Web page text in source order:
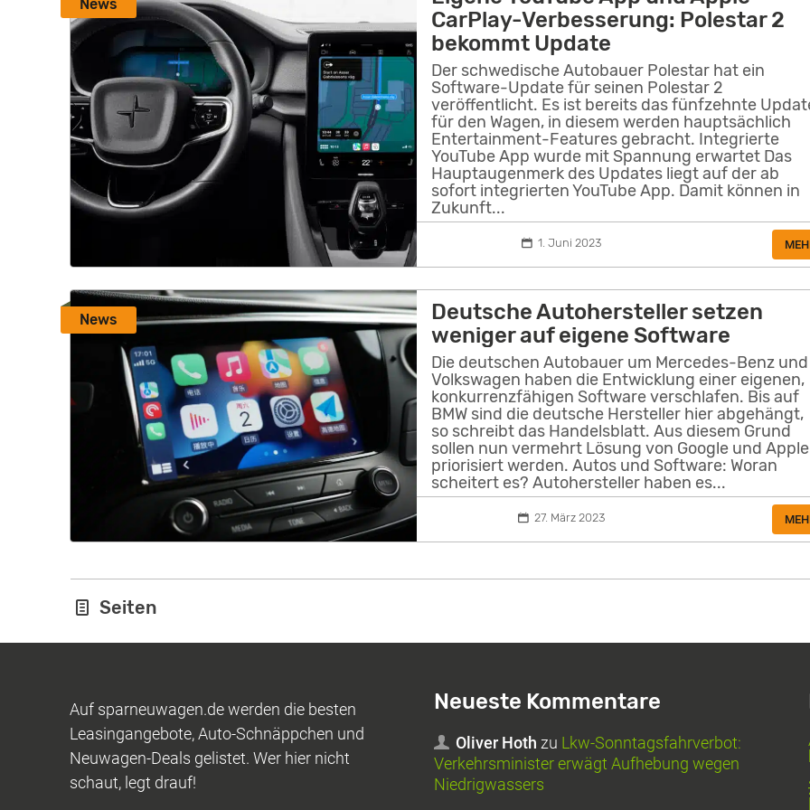
CarPlay-Verbesserung: Polestar 2
bekommt Update
Der schwedische Autobauer Polestar hat ein
Software-Update für seinen Polestar 2
veröffentlicht. Es ist bereits das fünfzehnte
für den Wagen, in diesem werden hauptsächlich
Entertainment-Features gebracht. Integrierte
YouTube App wurde mit Spannung erwartet Das
Hauptaugenmerk des Updates liegt auf der ab
sofort integrierten YouTube App. Damit können in
Zukunft...
1. Juni 2023
News
Deutsche Autohersteller setzen
weniger auf eigene Software
Die deutschen Autobauer um Mercedes-Benz und
Volkswagen haben die Entwicklung einer eigenen,
konkurrenzfähigen Software verschlafen. Bis auf
BMW sind die deutsche Hersteller hier abgehängt,
so schreibt das Handelsblatt. Aus diesem Grund
sollen nun vermehrt Lösung von Google und Apple
priorisiert werden. Autos und Software: Woran
scheitert es? Autohersteller haben es...
27. März 2023
News
Seiten
Auf sparneuwagen.de werden die besten
Leasingangebote, Auto-Schnäppchen und
Neuwagen-Deals gelistet. Wer hier nicht
schaut, legt drauf!
Neueste Kommentare
Oliver Hoth zu Lkw-Sonntagsfahrverbot:
Verkehrsminister erwägt Aufhebung wegen
Niedrigwassers